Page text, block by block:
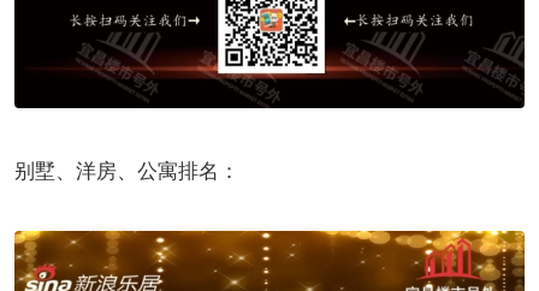
别墅、洋房、公寓排名：